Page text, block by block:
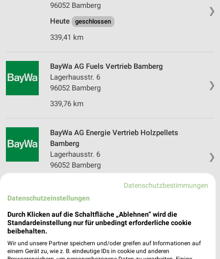
❯
96052 Bamberg
Heute
geschlossen
339,41 km
❯
BayWa AG Fuels Vertrieb Bamberg
Lagerhausstr. 6
96052 Bamberg
339,76 km
❯
BayWa AG Energie Vertrieb Holzpellets
Bamberg
Lagerhausstr. 6
96052 Bamberg
OBI Bamberg
Laubanger 14
Heute geschlossen
Datenschutzbestimmungen
Datenschutzeinstellungen
Durch Klicken auf die Schaltfläche „Ablehnen“ wird die
Standardeinstellung nur für unbedingt erforderliche cookie
beibehalten.
Wir und unsere Partner speichern und/oder greifen auf Informationen auf
einem Gerät zu, wie z. B. eindeutige IDs in cookie und anderen